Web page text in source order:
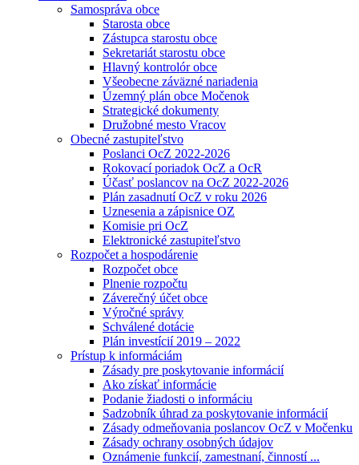
Samospráva obce
Starosta obce
Zástupca starostu obce
Sekretariát starostu obce
Hlavný kontrolór obce
Všeobecne záväzné nariadenia
Územný plán obce Močenok
Strategické dokumenty
Družobné mesto Vracov
Obecné zastupiteľstvo
Poslanci OcZ 2022-2026
Rokovací poriadok OcZ a OcR
Účasť poslancov na OcZ 2022-2026
Plán zasadnutí OcZ v roku 2026
Uznesenia a zápisnice OZ
Komisie pri OcZ
Elektronické zastupiteľstvo
Rozpočet a hospodárenie
Rozpočet obce
Plnenie rozpočtu
Záverečný účet obce
Výročné správy
Schválené dotácie
Plán investícií 2019 – 2022
Prístup k informáciám
Zásady pre poskytovanie informácií
Ako získať informácie
Podanie žiadosti o informáciu
Sadzobník úhrad za poskytovanie informácií
Zásady odmeňovania poslancov OcZ v Močenku
Zásady ochrany osobných údajov
Oznámenie funkcií, zamestnaní, činností ...